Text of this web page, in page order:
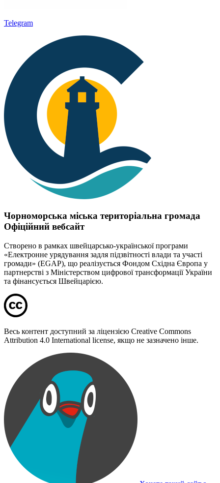
Telegram
Чорноморська міська територіальна громада
Офіційний вебсайт
Створено в рамках швейцарсько-української програми
«Електронне урядування задля підзвітності влади та участі
громади» (EGAP), що реалізується Фондом Східна Європа у
партнерстві з Міністерством цифрової трансформації України
та фінансується Швейцарією.
Весь контент доступний за ліцензією Creative Commons
Attribution 4.0 International license, якщо не зазначено інше.